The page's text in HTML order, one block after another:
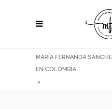
MARÍA FERNANDA
EN COLOMBIA
>